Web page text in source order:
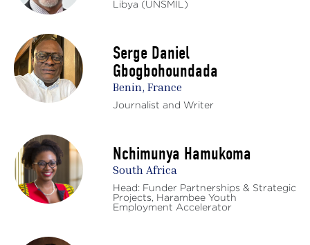
Libya (UNSMIL)
Serge Daniel
Gbogbohoundada
Benin, France
Journalist and Writer
Nchimunya Hamukoma
South Africa
Head: Funder Partnerships & Strategic
Projects, Harambee Youth
Employment Accelerator